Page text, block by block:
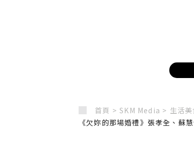
首頁 > SKM Media > 生活
《欠妳的那場婚禮》張孝全、蘇